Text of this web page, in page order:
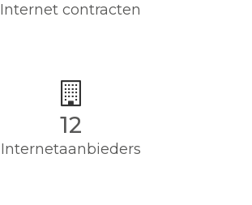
Internet contracten
12
Internetaanbieders